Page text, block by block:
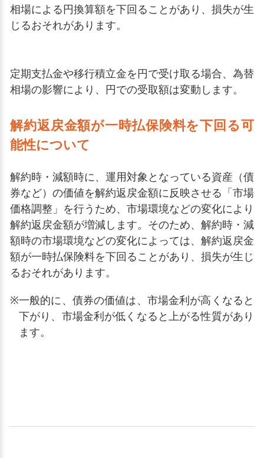
相場による円換算額を下回ることがあり、損失が生
じるおそれがあります。
定期支払金や移行積立金を円で受け取る場合、為替
相場の影響により、円での受取額は変動します。
解約返戻金額が一時払保険料を下回る可
能性について
解約時・減額時に、運用対象となっている資産（債
券など）の価値を解約返戻金額に反映させる「市場
価格調整」を行うため、市場環境などの変化により
解約返戻金額が増減します。そのため、解約時・減
額時の市場環境などの変化によっては、解約返戻金
額が一時払保険料を下回ることがあり、損失が生じ
るおそれがあります。
※一般的に、債券の価値は、市場金利が高くなると
下がり、市場金利が低くなると上がる性質があり
ます。